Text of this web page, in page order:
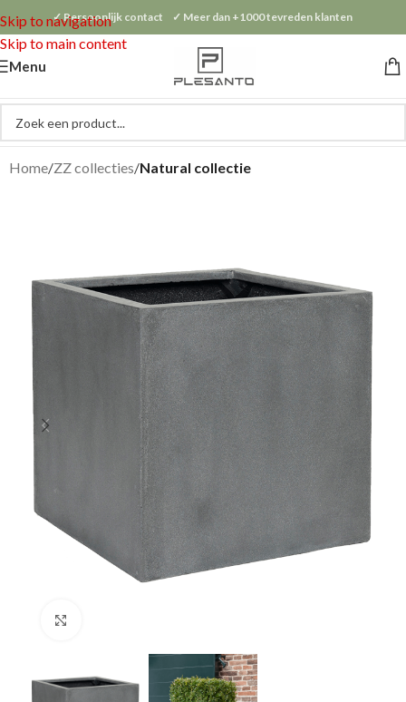
Skip to navigation
Skip to main content
✓ Persoonlijk contact ✓ Meer dan +1000 tevreden klanten
Menu
Home ZZ collecties Natural collectie